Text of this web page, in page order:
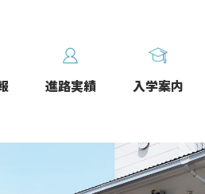
進路実績 入学案内